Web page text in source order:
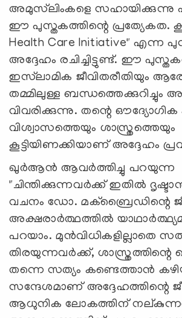
അമുസ്‌ലിംകളെ
ഈ പുസ്തകത്തിന്റെ പ്രത്യേകത.
Health Care Initiative" എന്ന
അദ്ദേഹം രചിച്ചിട്ടുണ്ട്. ഈ
ഇസ്‌ലാമിക ജീവിതരീതിയും
തമ്മിലുള്ള ബന്ധത്തെക്കുറിച്ചും
വിവരിക്കുന്നു. തന്റെ ഔദ്യോഗിക
വിശ്വാസത്തെയും ശാസ്ത്രത്തെയും
കൂട്ടിയിണക്കിയാണ് അദ്ദേഹം
ഖുർആൻ ആവർത്തിച്ചു പറയുന്ന
"ചിന്തിക്കുന്നവർക്ക് ഇതിൽ
വചനം ഡോ. മക്ബ്രൈഡിന്റെ
അക്ഷരാർത്ഥത്തിൽ
പറയാം. മുൻവിധികളില്ലാതെ
തിരയുന്നവർക്ക്, ശാസ്ത്രത്തിന്റെ
തന്നെ സത്യം കണ്ടെത്താൻ
സന്ദേശമാണ് അദ്ദേഹത്തിന്റെ
ആധുനിക ലോകത്തിന്